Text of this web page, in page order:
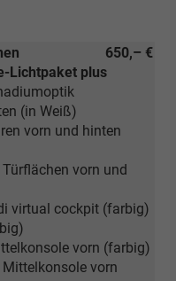
650,– €
Lichtpaket plus
(in Weiß)
vorn und hinten
vorn und
virtual cockpit (farbig)
vorn (farbig)
vorn